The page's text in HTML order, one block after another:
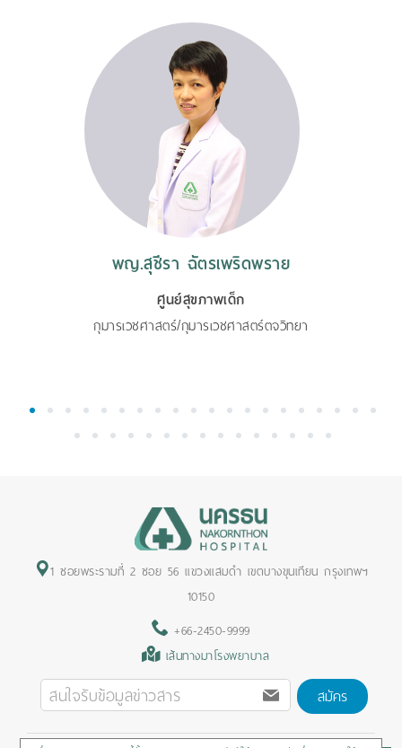
พญ.สุชีรา ฉัตรเพริดพราย
ศูนย์สุขภาพเด็ก
กุมารเวชศาสตร์/กุมารเวชศาสตร์ตจวิทยา
1 2 3 4 5 6 7 8 9 10 11 12 13 14 15 16 17 18 19 20
21 22 23 24 25 26 27 28 29 30 31 32 33 34 35
1 ซอยพระรามที่ 2 ซอย 56 แขวงแสมดำ เขตบางขุนเทียน กรุงเทพฯ
10150
+66-2450-9999
เส้นทางมาโรงพยาบาล
สมัคร